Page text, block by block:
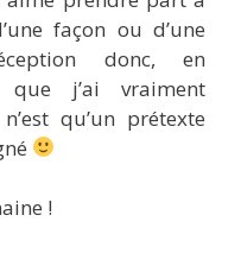
façon ou d’une
donc, en
que j’ai vraiment
qu’un prétexte
!